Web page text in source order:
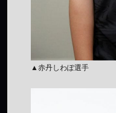
▲赤丹しわぽ選手